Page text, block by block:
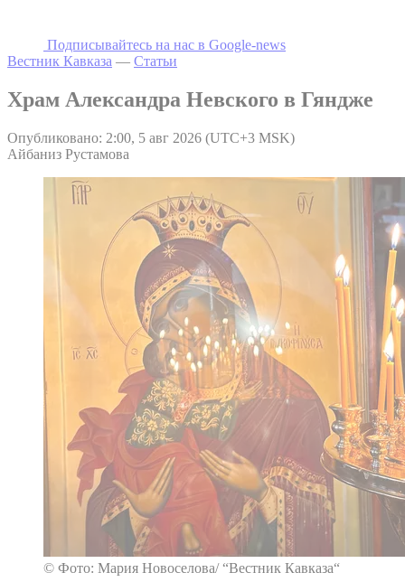
Подписывайтесь на наc в Google-news
Вестник Кавказа — Статьи
Храм Александра Невского в Гяндже
Опубликовано: 2:00, 5 авг 2026 (UTC+3 MSK)
Айбаниз Рустамова
© Фото: Мария Новоселова/ “Вестник Кавказа“